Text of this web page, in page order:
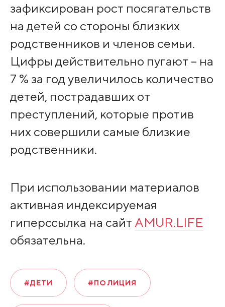
зафиксирован рост посягательств
на детей со стороны близких
родственников и членов семьи.
Цифры действительно пугают – на
7 % за год увеличилось количество
детей, пострадавших от
преступлений, которые против
них совершили самые близкие
родственники.
При использовании материалов
активная индексируемая
гиперссылка на сайт AMUR.LIFE
обязательна.
#ДЕТИ #ПОЛИЦИЯ